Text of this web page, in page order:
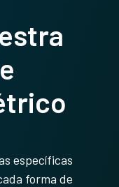
específicas
forma de